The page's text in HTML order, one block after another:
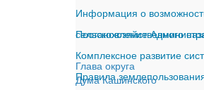
Информация о
сельскохозяйственного
Постановление
Комплексное развитие
Правила
Глава округа
Дума Кашинского